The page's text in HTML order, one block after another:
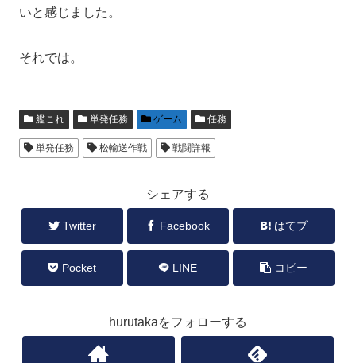
いと感じました。
それでは。
艦これ 単発任務 ゲーム 任務
単発任務 松輸送作戦 戦闘詳報
シェアする
Twitter Facebook はてブ
Pocket LINE コピー
hurutakaをフォローする